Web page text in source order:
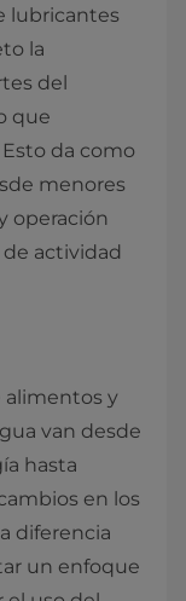
lubricantes
la
del
que
da como
menores
operación
actividad
alimentos y
van desde
hasta
en los
diferencia
un enfoque